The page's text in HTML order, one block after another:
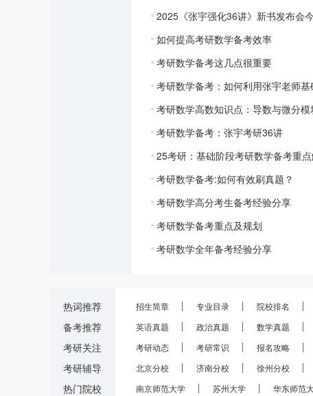
2025《张宇强化36讲》新书发布会
如何提高考研数学备考效率
考研数学备考这几点很重要
考研数学备考：如何利用张宇老师
考研数学高数知识点：导数与微分模
考研数学备考：张宇考研36讲
25考研：基础阶段考研数学备考重
考研数学备考:如何有效刷真题？
考研数学高分考生备考经验分享
考研数学备考重点及规划
考研数学全年备考经验分享
热词推荐
备考推荐
考研关注
考研辅导
热门院校
招生简章 专业目录 院校排名
英语真题
政治真题 数学真题
考研动态
考研常识 报名攻略
北京分校
济南分校 徐州分校
南京师范大学
苏州大学 华东师范